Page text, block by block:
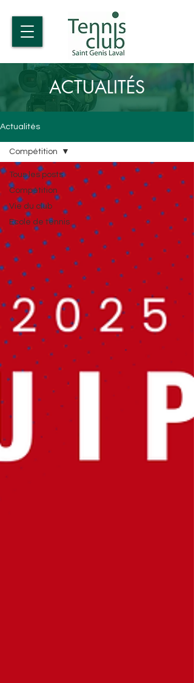
ACTUALITÉS
Actualités
Tous les posts
Compétition
Vie du club
Ecole de tennis
Compétition